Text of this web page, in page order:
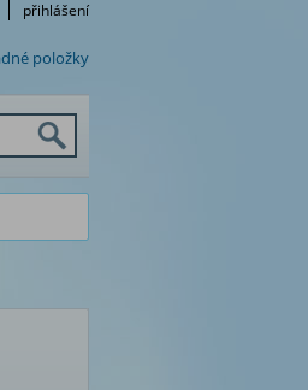
přihlášení
položky